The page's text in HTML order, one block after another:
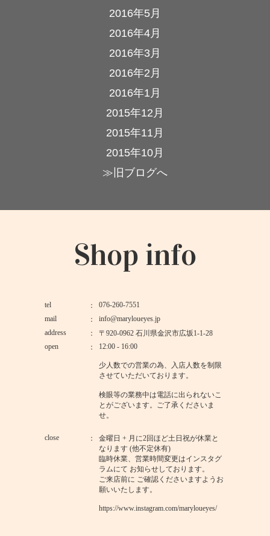
2016年5月
2016年4月
2016年3月
2016年2月
2016年1月
2015年12月
2015年11月
2015年10月
≫旧ブログへ
Shop info
tel
076-260-7551
mail
info@maryloueyes.jp
address
〒920-0962 石川県金沢市広坂1-1-28
open
12:00 - 16:00
少人数での営業の為、入店人数を制限
させていただいております。
検眼等の業務中は電話に出られないこ
とがございます。ご了承くださいま
せ。
close
金曜日 + 月に2回ほど土日祝が休業と
なります (他不定休有)
臨時休業、営業時間変更はインスタグ
ラムにて お知らせしております。
ご来店前に ご確認くださいますようお
願いいたします。
https://www.instagram.com/maryloueyes/